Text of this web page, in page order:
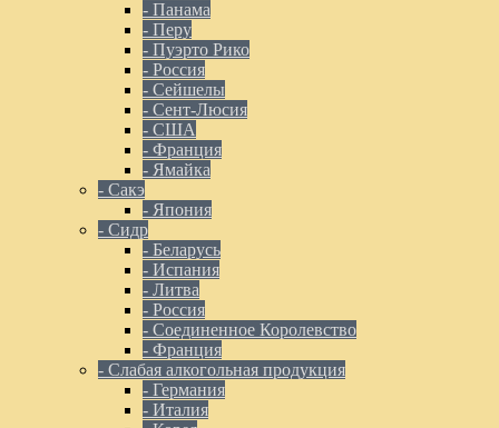
- Панама
- Перу
- Пуэрто Рико
- Россия
- Сейшелы
- Сент-Люсия
- США
- Франция
- Ямайка
- Сакэ
- Япония
- Сидр
- Беларусь
- Испания
- Литва
- Россия
- Соединенное Королевство
- Франция
- Слабая алкогольная продукция
- Германия
- Италия